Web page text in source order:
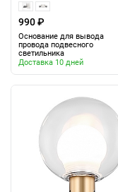
990 ₽
Основание для вывода
провода подвесного
светильника
Доставка 10 дней